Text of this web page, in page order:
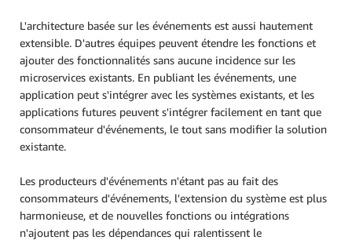
L'architecture basée sur les événements est aussi hautement
extensible. D'autres équipes peuvent étendre les fonctions et
ajouter des fonctionnalités sans aucune incidence sur les
microservices existants. En publiant les événements, une
application peut s'intégrer avec les systèmes existants, et les
applications futures peuvent s'intégrer facilement en tant que
consommateur d'événements, le tout sans modifier la solution
existante.
Les producteurs d'événements n'étant pas au fait des
consommateurs d'événements, l'extension du système est plus
harmonieuse, et de nouvelles fonctions ou intégrations
n'ajoutent pas les dépendances qui ralentissent le